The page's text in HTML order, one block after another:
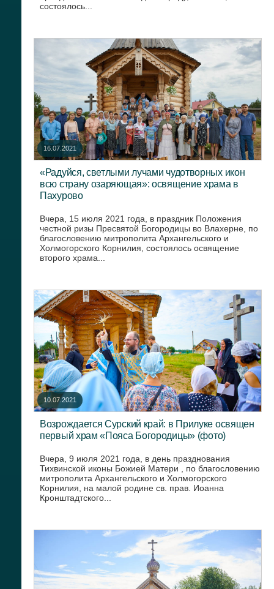
состоялось...
16.07.2021
«Радуйся, светлыми лучами чудотворных икон
всю страну озаряющая»: освящение храма в
Пахурово
Вчера, 15 июля 2021 года, в праздник Положения
честной ризы Пресвятой Богородицы во Влахерне, по
благословению митрополита Архангельского и
Холмогорского Корнилия, состоялось освящение
второго храма...
10.07.2021
Возрождается Сурский край: в Прилуке освящен
первый храм «Пояса Богородицы» (фото)
Вчера, 9 июля 2021 года, в день празднования
Тихвинской иконы Божией Матери , по благословению
митрополита Архангельского и Холмогорского
Корнилия, на малой родине св. прав. Иоанна
Кронштадтского...